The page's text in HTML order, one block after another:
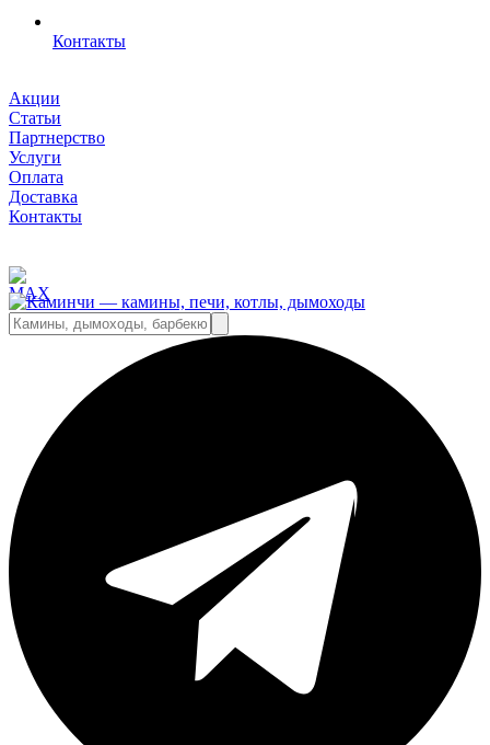
Контакты
Акции
Статьи
Партнерство
Услуги
Оплата
Доставка
Контакты